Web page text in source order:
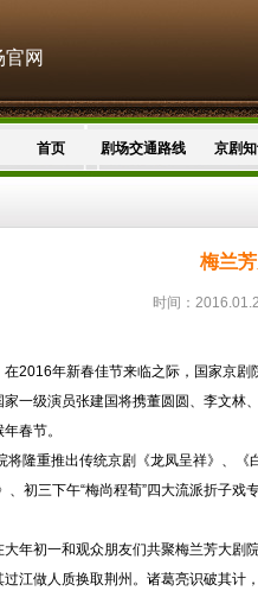
网
首页 剧场交通路线 京剧
梅兰
时间：
2016年新春佳节来临之际，国家京
级演员张建国将携董圆圆、李文林
春节。
重推出传统京剧《龙凤呈祥》、《
、初三下午“梅尚程荀”四大流派折子
初一和观众朋友们共聚梅兰芳大剧
江做人质换取荆州。诸葛亮识破其